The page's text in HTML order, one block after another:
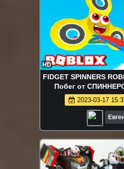
HD
FIDGET SPINNERS
Побег от
АТАКУЮТ мульт
2023-03-17